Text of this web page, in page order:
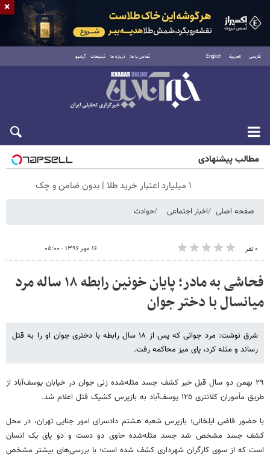
فارسی العربية English تماس با ما درباره ما تبلیغات آرشیو
پنجشنبه ۱۵ مرداد ۱۴۰۵
مطالب پیشنهادی
۱ میلیارد اعتبار خرید طلا | بدون ضامن و چک
صفحه اصلی اخبار اجتماعی حوادث
۰ نفر ۱۶ مهر ۱۳۹۶ - ۰۵:۰۰
فحاشی به مادر؛ پایان خونین رابطه ١٨ ساله مرد
میانسال با دختر جوان
شرق نوشت: مرد جوانی که پس از ١٨ سال رابطه با دختری جوان او را به قتل
رساند و مثله کرد، پای میز محاکمه رفت.
٢٩ بهمن‌ دو سال قبل خبر کشف جسد مثله‌شده‌ زنی جوان در خیابان یوسف‌آباد از
طریق مأموران کلانتری ١٢٥ یوسف‌آباد به بازپرس کشیک قتل اعلام شد.
با حضور قاضی ایلخانی؛ بازپرس شعبه هشتم دادسرای امور جنایی تهران، در محل
کشف جسد مشخص شد جسد مثله‌شده حاوی دو دست و دو پای یک انسان
است که از سوی کارگران شهرداری کشف شده است؛ با بررسی‌های بیشتر مشخص
×